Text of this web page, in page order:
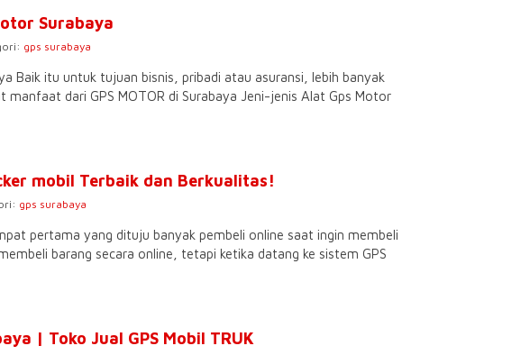
Surabaya
gps surabaya
Baik itu untuk tujuan bisnis, pribadi atau asuransi, lebih banyak
dari GPS MOTOR di Surabaya Jeni-jenis Alat Gps Motor
mobil Terbaik dan Berkualitas!
gps surabaya
pertama yang dituju banyak pembeli online saat ingin membeli
barang secara online, tetapi ketika datang ke sistem GPS
| Toko Jual GPS Mobil TRUK